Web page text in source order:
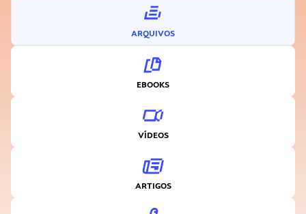
ARQUIVOS
EBOOKS
VÍDEOS
ARTIGOS